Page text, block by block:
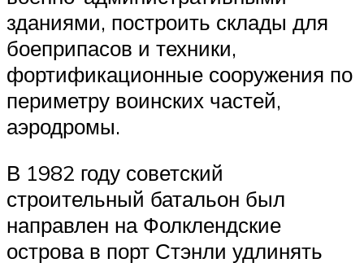
зданиями, построить склады для
боеприпасов и техники,
фортификационные сооружения по
периметру воинских частей,
аэродромы.
В 1982 году советский
строительный батальон был
направлен на Фолклендские
острова в порт Стэнли удлинять